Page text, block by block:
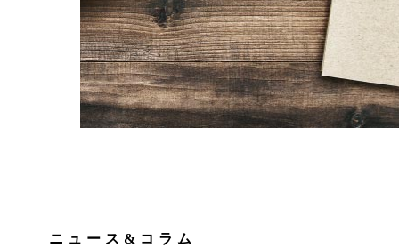
ニュース&コラム